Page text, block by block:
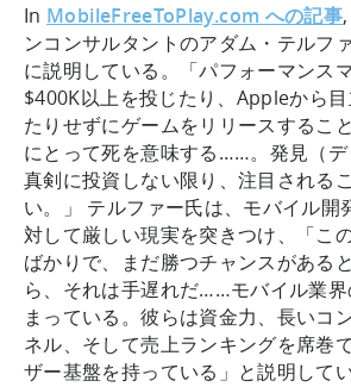
In MobileFreeToPlay.com への記事
ンコンサルタントのアダム・テルフ
に説明している。「パフォーマンス
$400K以上を投じたり、Appleから
たりせずにゲームをリリースするこ
にとって死を意味する……。発見（
真剣に投資しない限り、注目される
い。」 テルファー氏は、モバイル開
対して厳しい現実を突きつけ、「こ
ばかりで、まだ勝つチャンスがある
ら、それは手遅れだ……モバイル業
まっている。彼らは資金力、長いコ
ネル、そして売上ランキングを席巻
ザー基盤を持っている」と説明して